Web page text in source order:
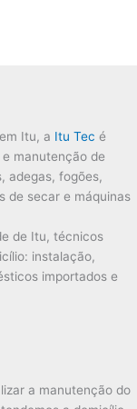
Itu, a Itu Tec é
manutenção de
adegas, fogões,
de secar e máquinas
de Itu, técnicos
instalação,
importados e
a manutenção do